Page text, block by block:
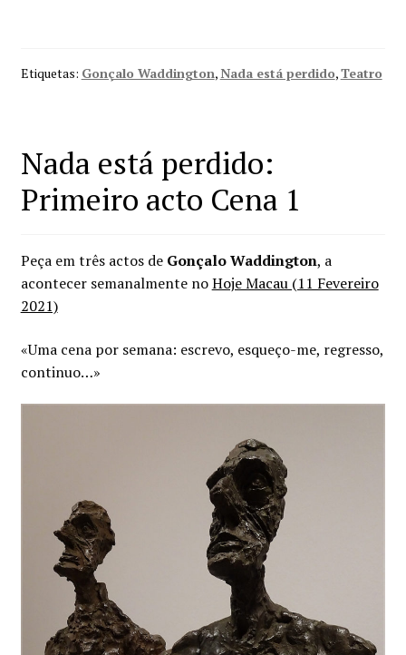
Etiquetas: Gonçalo Waddington,Nada está perdido,Teatro
Nada está perdido:
Primeiro acto Cena 1
Peça em três actos de Gonçalo Waddington, a
acontecer semanalmente noHoje Macau (11 Fevereiro
2021)
«Uma cena por semana: escrevo, esqueço-me, regresso,
continuo…»